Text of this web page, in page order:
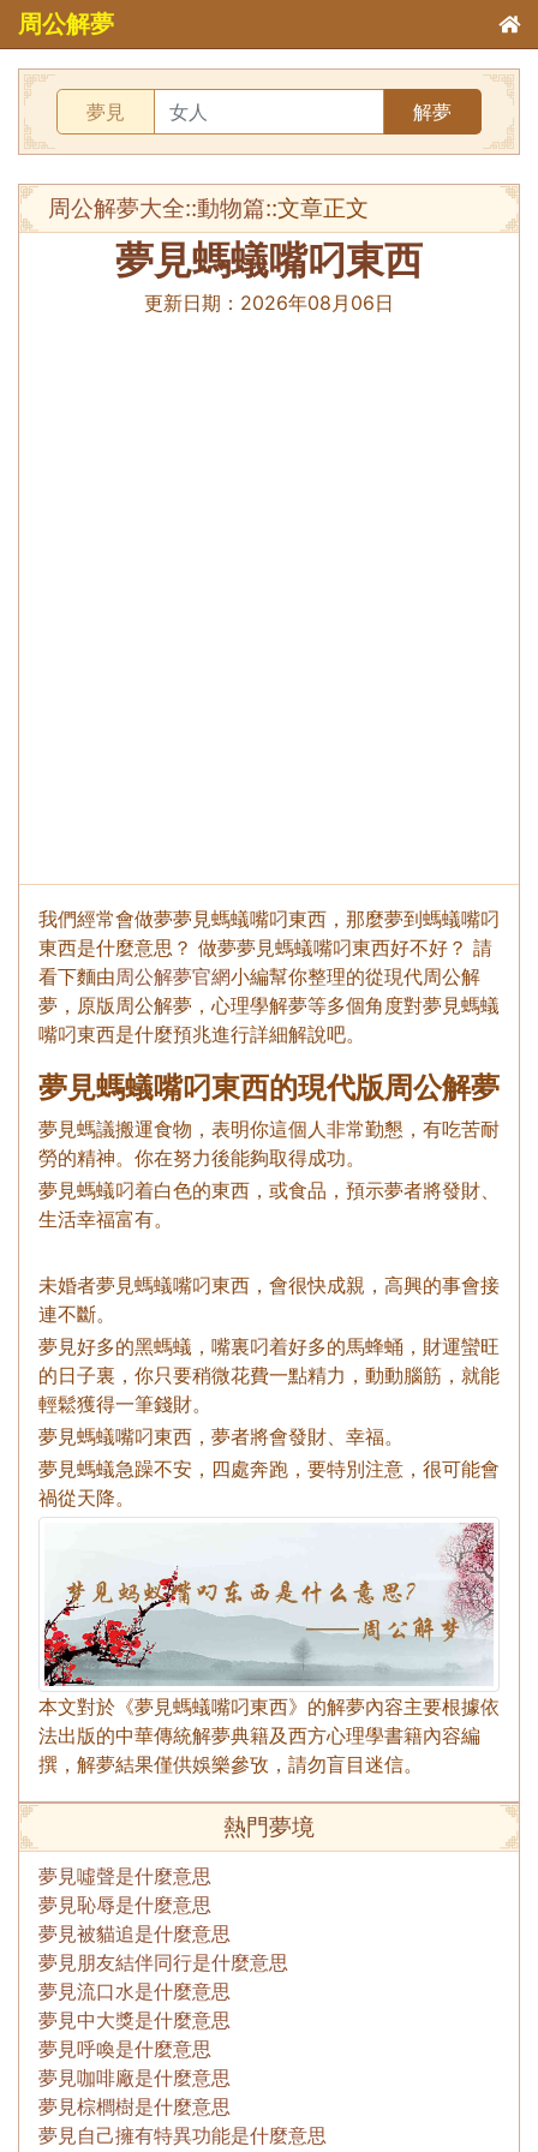
周公解夢
夢見 解夢
周公解夢大全::動物篇::文章正文
夢見螞蟻嘴叼東西
更新日期： 2026年08月06日
我們經常會做夢夢見螞蟻嘴叼東西，那麼夢到螞蟻嘴叼
東西是什麼意思？ 做夢夢見螞蟻嘴叼東西好不好？ 請
看下麵由周公解夢官網小編幫你整理的從現代周公解
夢，原版周公解夢，心理學解夢等多個角度對夢見螞蟻
嘴叼東西是什麼預兆進行詳細解說吧。
夢見螞蟻嘴叼東西的現代版周公解夢
夢見螞議搬運食物，表明你這個人非常勤懇，有吃苦耐
勞的精神。你在努力後能夠取得成功。
夢見螞蟻叼着白色的東西，或食品，預示夢者將發財、
生活幸福富有。
未婚者夢見螞蟻嘴叼東西，會很快成親，高興的事會接
連不斷。
夢見好多的黑螞蟻，嘴裏叼着好多的馬蜂蛹，財運蠻旺
的日子裏，你只要稍微花費一點精力，動動腦筋，就能
輕鬆獲得一筆錢財。
夢見螞蟻嘴叼東西，夢者將會發財、幸福。
夢見螞蟻急躁不安，四處奔跑，要特別注意，很可能會
禍從天降。
本文對於《夢見螞蟻嘴叼東西》的解夢內容主要根據依
法出版的中華傳統解夢典籍及西方心理學書籍內容編
撰，解夢結果僅供娛樂參攷，請勿盲目迷信。
熱門夢境
夢見噓聲是什麼意思
夢見恥辱是什麼意思
夢見被貓追是什麼意思
夢見朋友結伴同行是什麼意思
夢見流口水是什麼意思
夢見中大獎是什麼意思
夢見呼喚是什麼意思
夢見咖啡廠是什麼意思
夢見棕櫚樹是什麼意思
夢見自己擁有特異功能是什麼意思